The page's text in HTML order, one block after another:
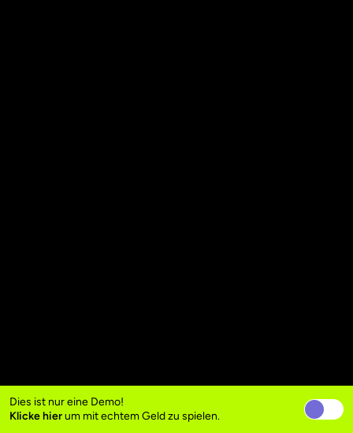
Dies ist nur eine Demo!
Klicke hierum mit echtem Geld zu spielen.